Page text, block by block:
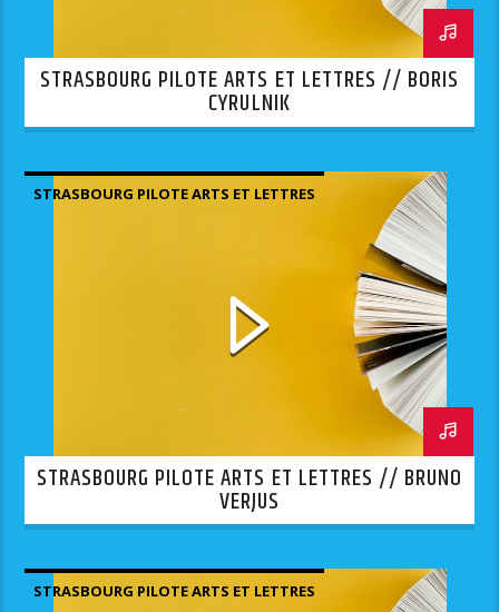
STRASBOURG PILOTE ARTS ET LETTRES // BORIS
CYRULNIK
STRASBOURG PILOTE ARTS ET LETTRES
STRASBOURG PILOTE ARTS ET LETTRES // BRUNO
VERJUS
STRASBOURG PILOTE ARTS ET LETTRES